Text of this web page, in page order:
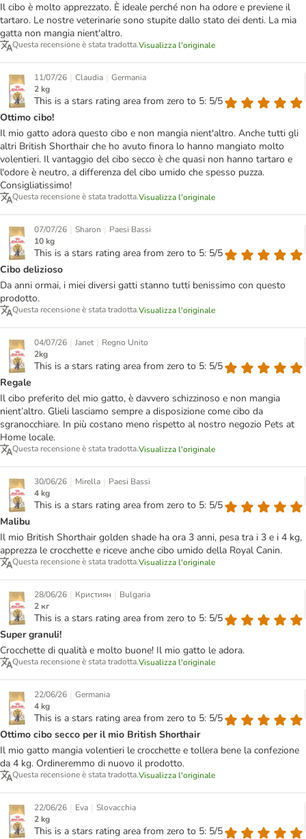
Il cibo è molto apprezzato. È ideale perché non ha odore e previene il
tartaro. Le nostre veterinarie sono stupite dallo stato dei denti. La mia
gatta non mangia nient'altro.
Questa recensione è stata tradotta.Visualizza l'originale
11/07/26 | Claudia | Germania
2 kg
This is a stars rating area from zero to 5: 5/5
Ottimo cibo!
Il mio gatto adora questo cibo e non mangia nient'altro. Anche tutti gli
altri British Shorthair che ho avuto finora lo hanno mangiato molto
volentieri. Il vantaggio del cibo secco è che quasi non hanno tartaro e
l'odore è neutro, a differenza del cibo umido che spesso puzza.
Consigliatissimo!
Questa recensione è stata tradotta.Visualizza l'originale
07/07/26 | Sharon | Paesi Bassi
10 kg
This is a stars rating area from zero to 5: 5/5
Cibo delizioso
Da anni ormai, i miei diversi gatti stanno tutti benissimo con questo
prodotto.
Questa recensione è stata tradotta.Visualizza l'originale
04/07/26 | Janet | Regno Unito
2kg
This is a stars rating area from zero to 5: 5/5
Regale
Il cibo preferito del mio gatto, è davvero schizzinoso e non mangia
nient’altro. Glieli lasciamo sempre a disposizione come cibo da
sgranocchiare. In più costano meno rispetto al nostro negozio Pets at
Home locale.
Questa recensione è stata tradotta.Visualizza l'originale
30/06/26 | Mirella | Paesi Bassi
4 kg
This is a stars rating area from zero to 5: 5/5
Malibu
Il mio British Shorthair golden shade ha ora 3 anni, pesa tra i 3 e i 4 kg,
apprezza le crocchette e riceve anche cibo umido della Royal Canin.
Questa recensione è stata tradotta.Visualizza l'originale
28/06/26 | Кристиян | Bulgaria
2 кг
This is a stars rating area from zero to 5: 5/5
Super granuli!
Crocchette di qualità e molto buone! Il mio gatto le adora.
Questa recensione è stata tradotta.Visualizza l'originale
22/06/26 | Germania
4 kg
This is a stars rating area from zero to 5: 5/5
Ottimo cibo secco per il mio British Shorthair
Il mio gatto mangia volentieri le crocchette e tollera bene la confezione
da 4 kg. Ordineremmo di nuovo il prodotto.
Questa recensione è stata tradotta.Visualizza l'originale
22/06/26 | Eva | Slovacchia
2 kg
This is a stars rating area from zero to 5: 5/5